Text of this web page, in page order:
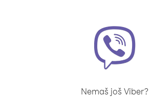
Nemaš još Viber?